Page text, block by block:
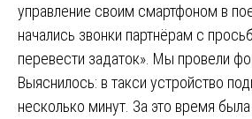
управление своим смартфоном в
начались звонки партнёрам с
перевести задаток». Мы провели
Выяснилось: в такси устройство
несколько минут. За это время